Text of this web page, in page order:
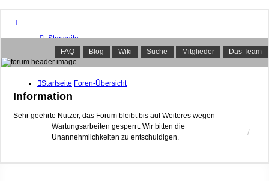
Startseite
Foren-Übersicht
FAQ
Suche
Aktive Themen
Das Team
Anmelden
FAQ Blog Wiki Suche Mitglieder Das Team
Startseite Foren-Übersicht
Information
Sehr geehrte Nutzer, das Forum bleibt bis auf Weiteres wegen
Wartungsarbeiten gesperrt. Wir bitten die
Unannehmlichkeiten zu entschuldigen.